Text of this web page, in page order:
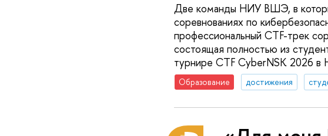
Две команды НИУ ВШЭ, в
соревнованиях по
профессиональный CTF-трек
состоящая полностью из
турнире CTF CyberNSK 2026 в
Образование достижения